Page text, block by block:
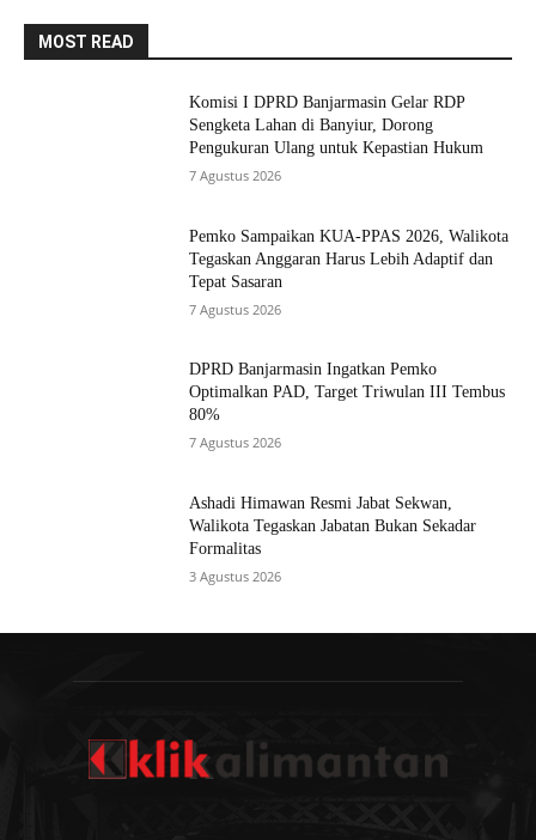
MOST READ
Komisi I DPRD Banjarmasin Gelar RDP
Sengketa Lahan di Banyiur, Dorong
Pengukuran Ulang untuk Kepastian Hukum
7 Agustus 2026
Pemko Sampaikan KUA-PPAS 2026, Walikota
Tegaskan Anggaran Harus Lebih Adaptif dan
Tepat Sasaran
7 Agustus 2026
DPRD Banjarmasin Ingatkan Pemko
Optimalkan PAD, Target Triwulan III Tembus
80%
7 Agustus 2026
Ashadi Himawan Resmi Jabat Sekwan,
Walikota Tegaskan Jabatan Bukan Sekadar
Formalitas
3 Agustus 2026